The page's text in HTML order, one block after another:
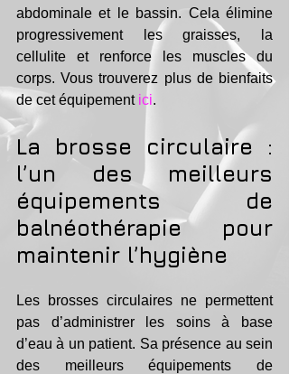
abdominale et le bassin. Cela élimine
progressivement les graisses, la
cellulite et renforce les muscles du
corps. Vous trouverez plus de bienfaits
de cet équipement ici.
La brosse circulaire :
l’un des meilleurs
équipements de
balnéothérapie pour
maintenir l’hygiène
Les brosses circulaires ne permettent
pas d’administrer les soins à base
d’eau à un patient. Sa présence au sein
des meilleurs équipements de